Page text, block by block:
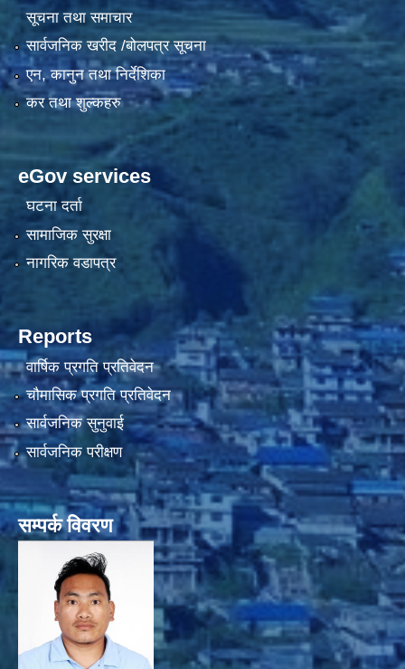
सूचना तथा समाचार
सार्वजनिक खरीद /बोलपत्र सूचना
एन, कानुन तथा निर्देशिका
कर तथा शुल्कहरु
eGov services
घटना दर्ता
सामाजिक सुरक्षा
नागरिक वडापत्र
Reports
वार्षिक प्रगति प्रतिवेदन
चौमासिक प्रगति प्रतिवेदन
सार्वजनिक सुनुवाई
सार्वजनिक परीक्षण
सम्पर्क विवरण